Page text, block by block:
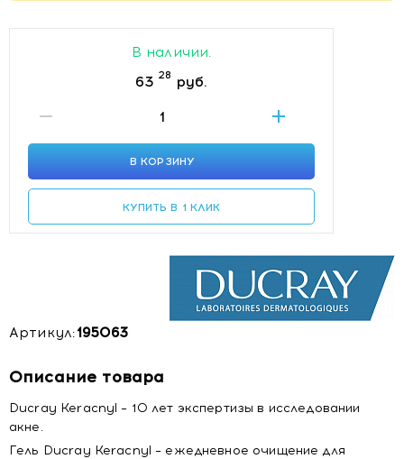
В наличии.
63 28 руб.
В КОРЗИНУ
КУПИТЬ В 1 КЛИК
Артикул:195063
Описание товара
Ducray Keracnyl – 10 лет экспертизы в исследовании
акне.
Гель Ducray Keracnyl – ежедневное очищение для